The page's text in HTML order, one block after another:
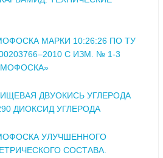
МАРКИ 10:26:26 ПО ТУ
С ИЗМ. № 1-3
ДВУОКИСЬ УГЛЕРОДА
ДИОКСИД УГЛЕРОДА
УЛУЧШЕННОГО
СОСТАВА.